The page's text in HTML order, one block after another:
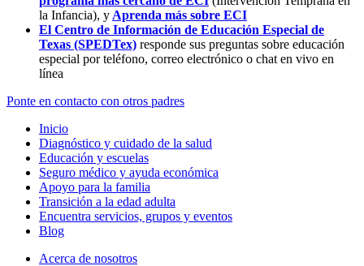
la Infancia), y Aprenda más sobre ECI
El Centro de Información de Educación Especial de
Texas (SPEDTex) responde sus preguntas sobre educación
especial por teléfono, correo electrónico o chat en vivo en
línea
Ponte en contacto con otros padres
Inicio
Diagnóstico y cuidado de la salud
Educación y escuelas
Seguro médico y ayuda económica
Apoyo para la familia
Transición a la edad adulta
Encuentra servicios, grupos y eventos
Blog
Acerca de nosotros